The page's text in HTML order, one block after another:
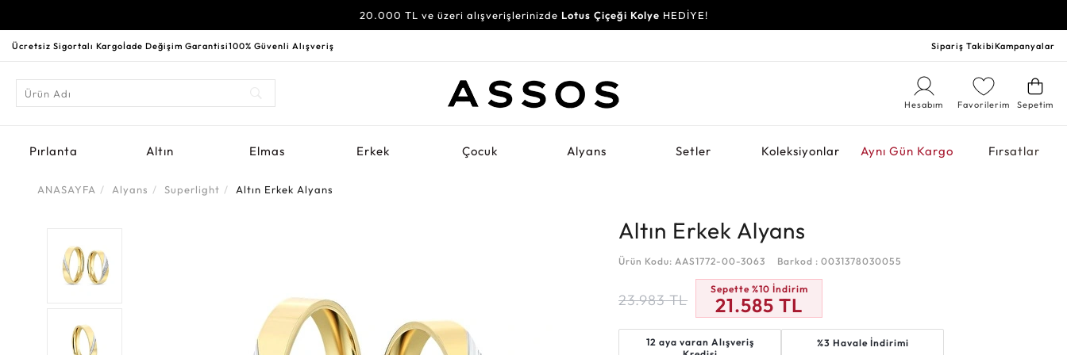
20.000 TL ve üzeri alışverişlerinizde Lotus Çiçeği Kolye HEDİYE!
30.000 TL ve üzeri alışverişlerinizdeSu Yolu BileklikHEDİYE!
Ücretsiz Sigortalı Kargoİade Değişim Garantisi100% Güvenli Alışveriş Sipariş TakibiKampanyalar
Sepetim
Favorilerim
Hesabım
Pırlanta Altın Elmas Erkek Çocuk Alyans Setler Koleksiyonlar Aynı Gün Kargo Fırsatlar
ANASAYFA Alyans Superlight Altın Erkek Alyans
Altın Erkek Alyans
Ürün Kodu: AAS1772-00-3063 Barkod : 0031378030055
23.983 TL
Sepette %10 İndirim
21.585TL
12 aya varan Alışveriş
%3 Havale İndirimi